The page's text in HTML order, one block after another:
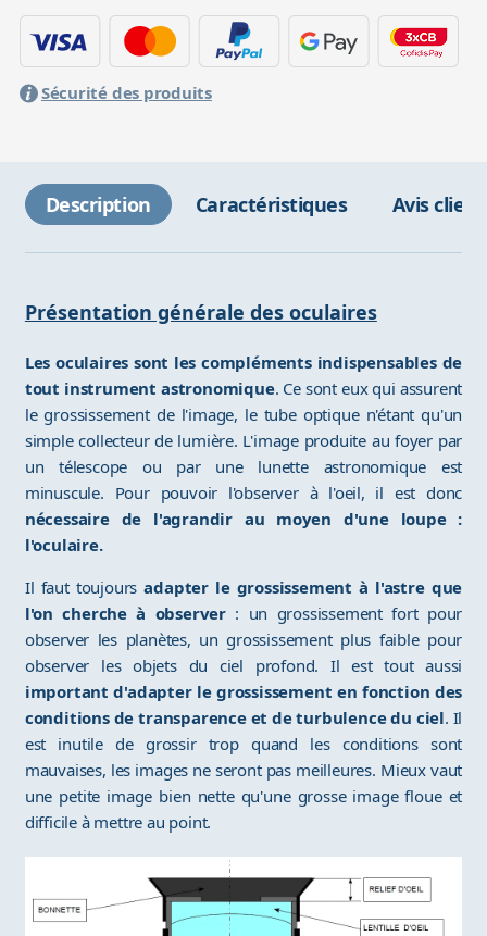
Sécurité des produits
Description Caractéristiques Avis
Présentation générale des oculaires
Les oculaires sont les compléments indispensables de
tout instrument astronomique. Ce sont eux qui assurent
le grossissement de l'image, le tube optique n'étant qu'un
simple collecteur de lumière. L'image produite au foyer par
un télescope ou par une lunette astronomique est
minuscule. Pour pouvoir l'observer à l'oeil, il est donc
nécessaire de l'agrandir au moyen d'une loupe :
l'oculaire.
Il faut toujoursadapter le grossissement à l'astre que
l'on cherche à observer : un grossissement fort pour
observer les planètes, un grossissement plus faible pour
observer les objets du ciel profond. Il est tout aussi
important d'adapter le grossissement en fonction des
conditions de transparence et de turbulence du ciel. Il
est inutile de grossir trop quand les conditions sont
mauvaises, les images ne seront pas meilleures. Mieux vaut
une petite image bien nette qu'une grosse image floue et
difficile à mettre au point.